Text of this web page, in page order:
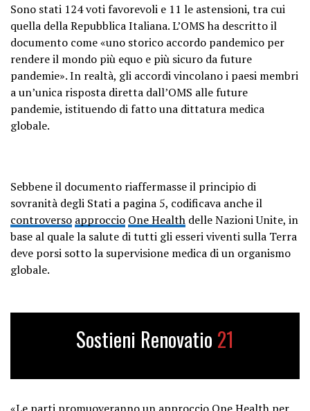
Sono stati 124 voti favorevoli e 11 le astensioni, tra cui
quella della Repubblica Italiana. L’OMS ha descritto il
documento come «uno storico accordo pandemico per
rendere il mondo più equo e più sicuro da future
pandemie». In realtà, gli accordi vincolano i paesi membri
a un’unica risposta diretta dall’OMS alle future
pandemie, istituendo di fatto una dittatura medica
globale.
Sebbene il documento riaffermasse il principio di
sovranità degli Stati a pagina 5, codificava anche il
controverso approccio One Health delle Nazioni Unite, in
base al quale la salute di tutti gli esseri viventi sulla Terra
deve porsi sotto la supervisione medica di un organismo
globale.
Sostieni Renovatio 21